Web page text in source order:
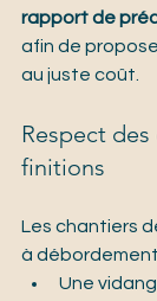
rapport de
afin de
au juste coût.
Respect
finitions
Les chantiers
à
Une